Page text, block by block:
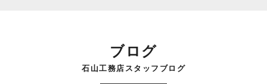
ブログ
石山工務店スタッフブログ